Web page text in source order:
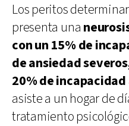
Los peritos
presenta una
con un 15% de
de ansiedad
20% de
asiste a un hogar de
tratamiento